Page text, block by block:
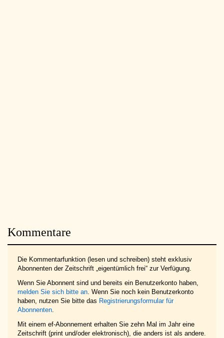
Kommentare
Die Kommentarfunktion (lesen und schreiben) steht exklusiv
Abonnenten der Zeitschrift „eigentümlich frei“ zur Verfügung.
Wenn Sie Abonnent sind und bereits ein Benutzerkonto haben,
melden Sie sich bitte an. Wenn Sie noch kein Benutzerkonto
haben, nutzen Sie bitte das Registrierungsformular für
Abonnenten.
Mit einem ef-Abonnement erhalten Sie zehn Mal im Jahr eine
Zeitschrift (print und/oder elektronisch), die anders ist als andere.